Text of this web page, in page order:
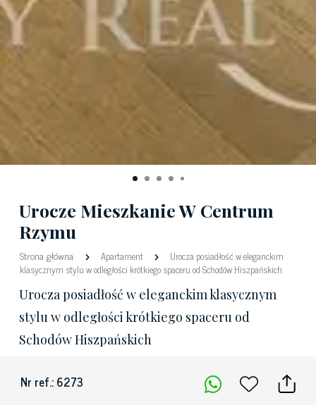
Urocze Mieszkanie W Centrum
Rzymu
Strona główna Apartament
Urocza posiadłość w eleganckim
klasycznym stylu w odległości krótkiego spaceru od Schodów Hiszpańskich
Urocza posiadłość w eleganckim klasycznym
stylu w odległości krótkiego spaceru od
Schodów Hiszpańskich
Nr ref.: 6273